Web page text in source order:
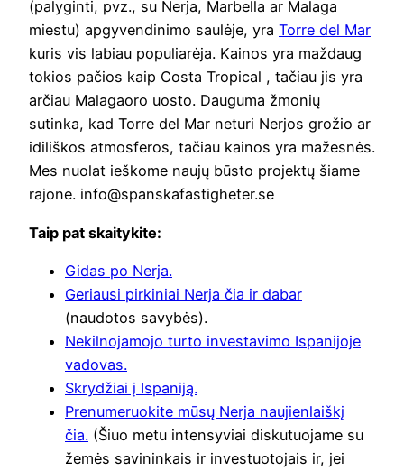
(palyginti, pvz., su Nerja, Marbella ar Malaga
miestu) apgyvendinimo saulėje, yra Torre del Mar
kuris vis labiau populiarėja. Kainos yra maždaug
tokios pačios kaip Costa Tropical , tačiau jis yra
arčiau Malagaoro uosto. Dauguma žmonių
sutinka, kad Torre del Mar neturi Nerjos grožio ar
idiliškos atmosferos, tačiau kainos yra mažesnės.
Mes nuolat ieškome naujų būsto projektų šiame
rajone. info@spanskafastigheter.se
Taip pat skaitykite:
Gidas po Nerja.
Geriausi pirkiniai Nerja čia ir dabar
(naudotos savybės).
Nekilnojamojo turto investavimo Ispanijoje
vadovas.
Skrydžiai į Ispaniją.
Prenumeruokite mūsų Nerja naujienlaiškį
čia. (Šiuo metu intensyviai diskutuojame su
žemės savininkais ir investuotojais ir, jei